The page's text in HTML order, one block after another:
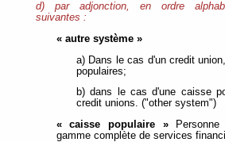
d) par adjonction, en ordre
suivantes :
« autre système »
a) Dans le cas d'un credit
populaires;
b) dans le cas d'une caisse
credit unions. ("other system")
« caisse populaire »Personne
gamme complète de services